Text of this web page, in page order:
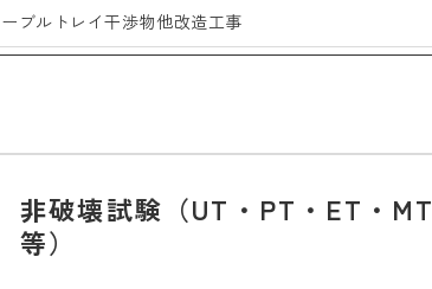
ブルトレイ干渉物他改造工事
備総合交付金（街路）整備工事吉川橋Ｐ２橋脚工
震補強工事
間大海用第３橋梁移設拡に伴う軌道下函渠他詳細設計
非破壊試験（UT・PT・ET・
等）